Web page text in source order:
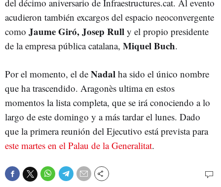
del décimo aniversario de Infraestructures.cat. Al evento
acudieron también excargos del espacio neoconvergente
como Jaume Giró, Josep Rull y el propio presidente
de la empresa pública catalana, Miquel Buch.
Por el momento, el de Nadal ha sido el único nombre
que ha trascendido. Aragonès ultima en estos
momentos la lista completa, que se irá conociendo a lo
largo de este domingo y a más tardar el lunes. Dado
que la primera reunión del Ejecutivo está prevista para
este martes en el Palau de la Generalitat.